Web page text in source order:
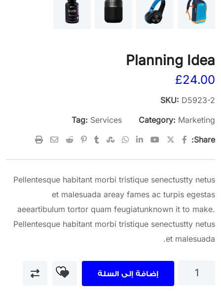
Planning Idea
£24.00
SKU: D5923-2
Category: Marketing
Tag: Services
Share:
Youtube
LinkedIn
Whatsapp
StumbleUpon
Tumblr
Pinterest
Reddit
Share
Print
Pellentesque habitant morbi tristique senectustty netus
et malesuada areay fames ac turpis egestas
aeeartibulum tortor quam feugiatunknown it to make.
Pellentesque habitant morbi tristique senectustty netus
et malesuada.
كمية
إضافة إلى السلة